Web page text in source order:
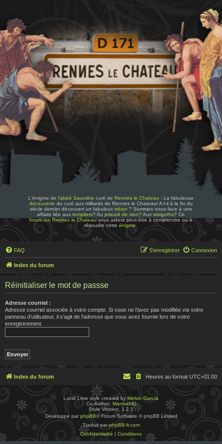
L'énigme de l'abbé Saunière curé de Rennes le Chateau : La fabuleuse
découverte du curé aux milliards de Rennes le Chateau! A t-il à la fin du
siècle dernier découvert un fabuleux trésor? Sommes nous face à une
affaire liée aux templiers? Au prieuré de sion? Aux wisigoths? Ce
forum sur Rennes le Chateauvous aidera peut-être à comprendre ou à
résoudre cetteénigme
FAQ Connexion
S’enregistrer
Index du forum
Réinitialiser le mot de passse
Adresse courriel :
Adresse courriel associée à votre compte. Si vous ne l’avez pas modifiée via votre
panneau d’utilisateur, il s’agit de l’adresse que vous avez fournie lors de votre
enregistrement.
Index du forum Heures au format UTC+01:00
Lucid Lime style created byMelvin García
Co-Author: MannixMD
Style Version: 1.2.1
Développé par phpBB® Forum Software © phpBB Limited
Traduit parphpBB-fr.com
Confidentialité | Conditions